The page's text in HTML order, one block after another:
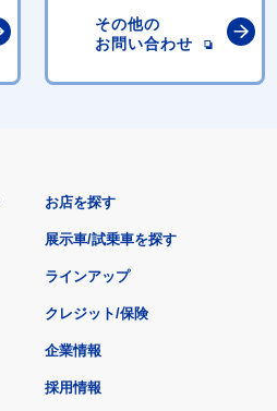
その他の
お問い合わせ
お店を探す
展示車/試乗車を探す
ラインアップ
クレジット/保険
企業情報
採用情報